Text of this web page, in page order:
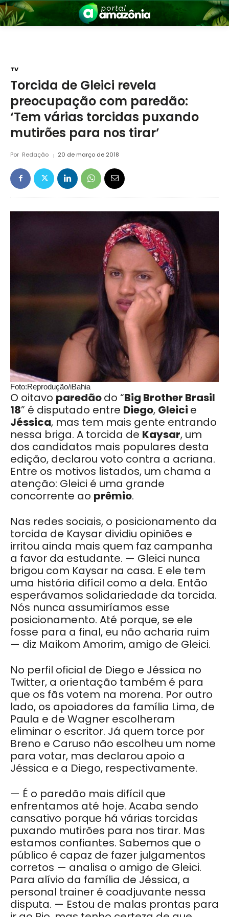
Amazônia
TV
Torcida de Gleici revela
preocupação com paredão:
‘Tem várias torcidas puxando
mutirões para nos tirar’
Por Redação 20 de março de 2018
Foto:Reprodução/iBahia
O oitavo paredãodo “Big Brother Brasil
18” é disputado entre Diego, Gleici e
Jéssica, mas tem mais gente entrando
nessa briga. A torcida de Kaysar, um
dos candidatos mais populares desta
edição, declarou voto contra a acriana.
Entre os motivos listados, um chama a
atenção: Gleici é uma grande
concorrente ao prêmio.
Nas redes sociais, o posicionamento da
torcida de Kaysar dividiu opiniões e
irritou ainda mais quem faz campanha
a favor da estudante. — Gleici nunca
brigou com Kaysar na casa. E ele tem
uma história difícil como a dela. Então
esperávamos solidariedade da torcida.
Nós nunca assumiríamos esse
posicionamento. Até porque, se ele
fosse para a final, eu não acharia ruim
— diz Maikom Amorim, amigo de Gleici.
No perfil oficial de Diego e Jéssica no
Twitter, a orientação também é para
que os fãs votem na morena. Por outro
lado, os apoiadores da família Lima, de
Paula e de Wagner escolheram
eliminar o escritor. Já quem torce por
Breno e Caruso não escolheu um nome
para votar, mas declarou apoio a
Jéssica e a Diego, respectivamente.
— É o paredão mais difícil que
enfrentamos até hoje. Acaba sendo
cansativo porque há várias torcidas
puxando mutirões para nos tirar. Mas
estamos confiantes. Sabemos que o
público é capaz de fazer julgamentos
corretos — analisa o amigo de Gleici.
Para alívio da família de Jéssica, a
personal trainer é coadjuvante nessa
disputa. — Estou de malas prontas para